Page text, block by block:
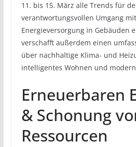
11. bis 15. März alle Trends für
verantwortungsvollen Umgang
Energieversorgung in Gebäuden
verschafft außerdem einen
über nachhaltige Klima- und
intelligentes Wohnen und
Erneuerbaren
& Schonung
Ressourcen